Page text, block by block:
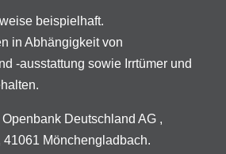
beispielhaft.
in Abhängigkeit von
-ausstattung sowie Irrtümer und
Deutschland AG ,
41061 Mönchengladbach.